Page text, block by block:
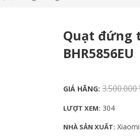
Quạt đứng
BHR5856EU
GIÁ HÃNG: 3.500.000
LƯỢT XEM: 304
NHÀ SẢN XUẤT: Xiaomi